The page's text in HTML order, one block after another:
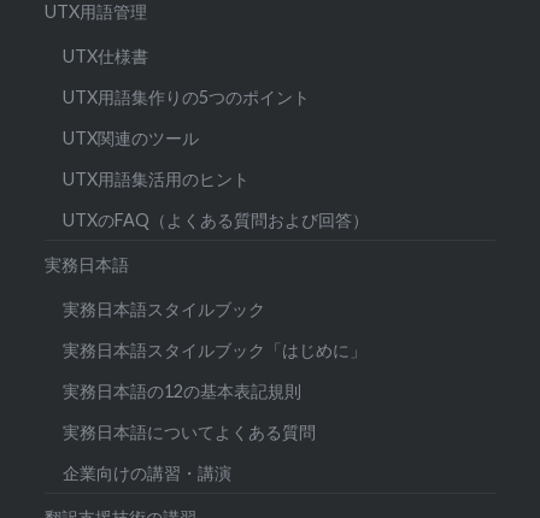
UTX用語管理
UTX仕様書
UTX用語集作りの5つのポイント
UTX関連のツール
UTX用語集活用のヒント
UTXのFAQ（よくある質問および回答）
実務日本語
実務日本語スタイルブック
実務日本語スタイルブック「はじめに」
実務日本語の12の基本表記規則
実務日本語についてよくある質問
企業向けの講習・講演